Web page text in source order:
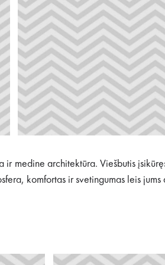
medine architektūra. Viešbutis
komfortas ir svetingumas leis